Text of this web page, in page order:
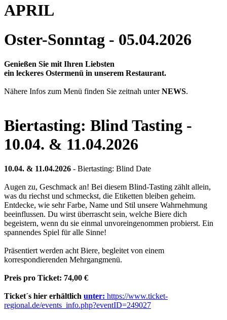
APRIL
Oster-Sonntag - 05.04.2026
Genießen Sie mit Ihren Liebsten
ein leckeres Ostermenü in unserem Restaurant.
Nähere Infos zum Menü finden Sie zeitnah unterNEWS.
Biertasting: Blind Tasting -
10.04. & 11.04.2026
10.04. & 11.04.2026 - Biertasting: Blind Date
Augen zu, Geschmack an! Bei diesem Blind-Tasting zählt allein,
was du riechst und schmeckst, die Etiketten bleiben geheim.
Entdecke, wie sehr Farbe, Name und Stil unsere Wahrnehmung
beeinflussen. Du wirst überrascht sein, welche Biere dich
begeistern, wenn du sie einmal unvoreingenommen probierst. Ein
spannendes Spiel für alle Sinne!
Präsentiert werden acht Biere, begleitet von einem
korrespondierenden Mehrgangmenü.
Preis pro Ticket: 74,00 €
Ticket´s hier erhältlich unter: https://www.ticket-
regional.de/events_info.php?eventID=249027